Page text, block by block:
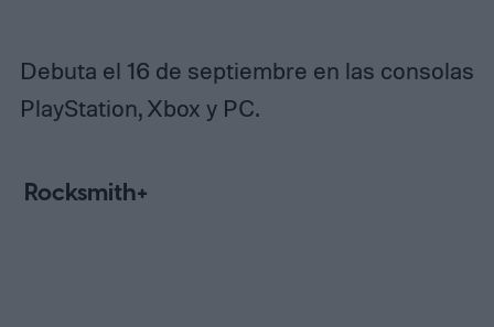
Debuta el 16 de septiembre en las consolas
PlayStation, Xbox y PC.
Rocksmith+